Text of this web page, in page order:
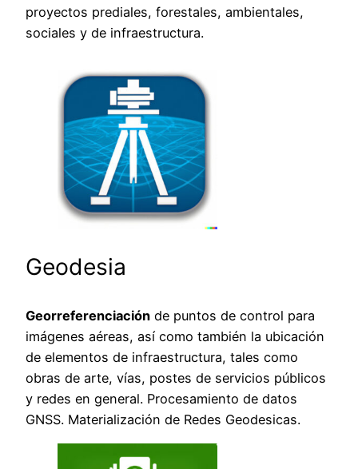
proyectos prediales, forestales, ambientales,
sociales y de infraestructura.
Geodesia
Georreferenciación de puntos de control para
imágenes aéreas, así como también la ubicación
de elementos de infraestructura, tales como
obras de arte, vías, postes de servicios públicos
y redes en general. Procesamiento de datos
GNSS. Materialización de Redes Geodesicas.